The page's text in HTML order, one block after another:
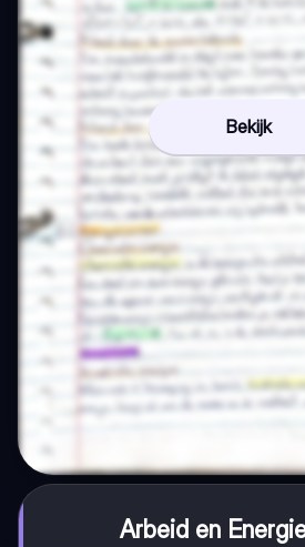
Bekijk
Arbeid en